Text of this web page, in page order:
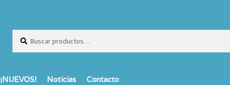
Buscar
¡NUEVOS! Noticias Contacto